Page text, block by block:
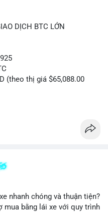
DỊCH BTC LỚN
(theo thị giá $65,088.00
hơn nửa triệu USD được di
ví nóng sang ví lạnh nhằm
khoản để thực hiện lệnh
biến động giá. Ngược lại,
cho thấy niềm tin nắm giữ
nhanh chóng và thuận tiện?
mua bằng lái xe với quy trình